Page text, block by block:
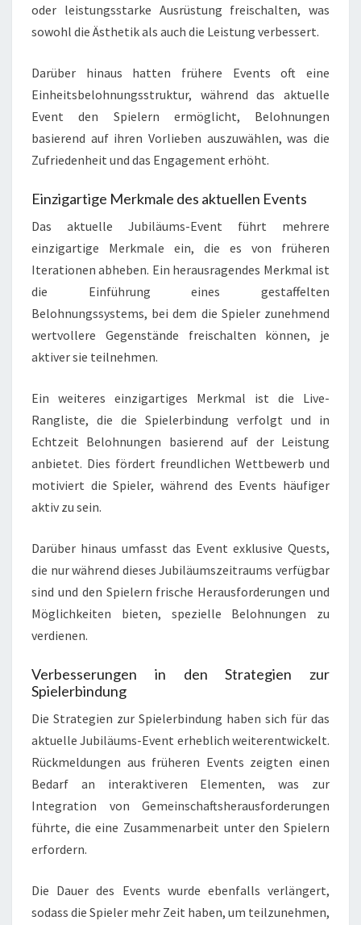
oder leistungsstarke Ausrüstung freischalten, was
sowohl die Ästhetik als auch die Leistung verbessert.
Darüber hinaus hatten frühere Events oft eine
Einheitsbelohnungsstruktur, während das aktuelle
Event den Spielern ermöglicht, Belohnungen
basierend auf ihren Vorlieben auszuwählen, was die
Zufriedenheit und das Engagement erhöht.
Einzigartige Merkmale des aktuellen Events
Das aktuelle Jubiläums-Event führt mehrere
einzigartige Merkmale ein, die es von früheren
Iterationen abheben. Ein herausragendes Merkmal ist
die Einführung eines gestaffelten
Belohnungssystems, bei dem die Spieler zunehmend
wertvollere Gegenstände freischalten können, je
aktiver sie teilnehmen.
Ein weiteres einzigartiges Merkmal ist die Live-
Rangliste, die die Spielerbindung verfolgt und in
Echtzeit Belohnungen basierend auf der Leistung
anbietet. Dies fördert freundlichen Wettbewerb und
motiviert die Spieler, während des Events häufiger
aktiv zu sein.
Darüber hinaus umfasst das Event exklusive Quests,
die nur während dieses Jubiläumszeitraums verfügbar
sind und den Spielern frische Herausforderungen und
Möglichkeiten bieten, spezielle Belohnungen zu
verdienen.
Verbesserungen in den Strategien zur
Spielerbindung
Die Strategien zur Spielerbindung haben sich für das
aktuelle Jubiläums-Event erheblich weiterentwickelt.
Rückmeldungen aus früheren Events zeigten einen
Bedarf an interaktiveren Elementen, was zur
Integration von Gemeinschaftsherausforderungen
führte, die eine Zusammenarbeit unter den Spielern
erfordern.
Die Dauer des Events wurde ebenfalls verlängert,
sodass die Spieler mehr Zeit haben, um teilzunehmen,